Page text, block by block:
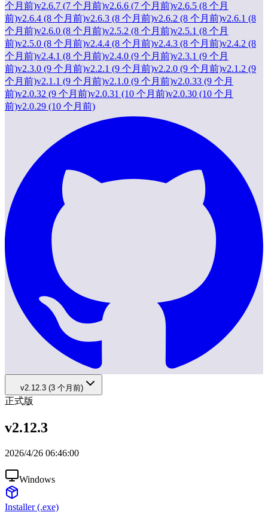
个月前)v2.6.7 (7 个月前)v2.6.6 (7 个月前)v2.6.5 (8 个月
前)v2.6.4 (8 个月前)v2.6.3 (8 个月前)v2.6.2 (8 个月前)v2.6.1 (8
个月前)v2.6.0 (8 个月前)v2.5.2 (8 个月前)v2.5.1 (8 个月
前)v2.5.0 (8 个月前)v2.4.4 (8 个月前)v2.4.3 (8 个月前)v2.4.2 (8
个月前)v2.4.1 (8 个月前)v2.4.0 (9 个月前)v2.3.1 (9 个月
前)v2.3.0 (9 个月前)v2.2.1 (9 个月前)v2.2.0 (9 个月前)v2.1.2 (9
个月前)v2.1.1 (9 个月前)v2.1.0 (9 个月前)v2.0.33 (9 个月
前)v2.0.32 (9 个月前)v2.0.31 (10 个月前)v2.0.30 (10 个月
前)v2.0.29 (10 个月前)
v2.12.3 (3 个月前)
正式版
v2.12.3
2026/4/26 06:46:00
Windows
Installer (.exe)